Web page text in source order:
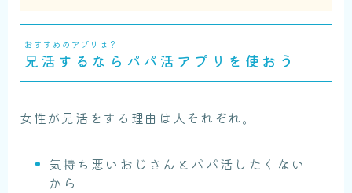
おすすめのアプリは？
兄活するならパパ活アプリを使おう
女性が兄活をする理由は人それぞれ。
気持ち悪いおじさんとパパ活したくない
から